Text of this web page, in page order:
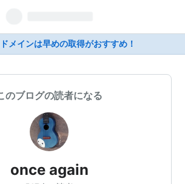
メインは早めの取得がおすすめ！
のブログの読者になる
once again